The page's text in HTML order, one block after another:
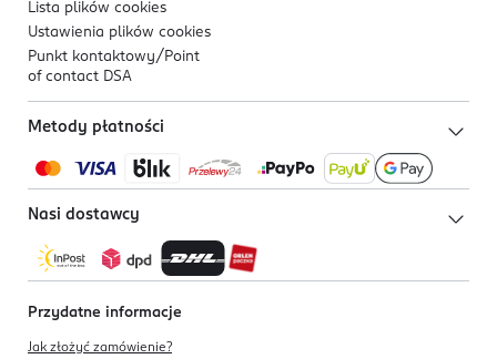
Lista plików cookies
Ustawienia plików cookies
Punkt kontaktowy/ Point
of contact DSA
Metody płatności
Nasi dostawcy
Przydatne informacje
Jak złożyć zamówienie?